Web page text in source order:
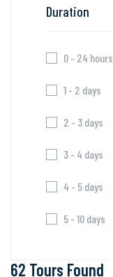
62 Tours Found
Duration
0 - 24 hours
1 - 2 days
2 - 3 days
3 - 4 days
4 - 5 days
5 - 10 days